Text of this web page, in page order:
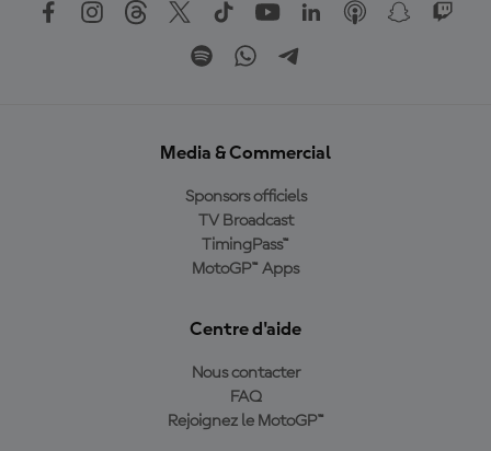
Media & Commercial
Sponsors officiels
TV Broadcast
TimingPass™
MotoGP™ Apps
Centre d'aide
Nous contacter
FAQ
Rejoignez le MotoGP™